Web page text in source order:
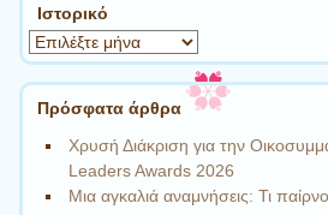
Ιστορικό
Ιστορικό
Πρόσφατα άρθρα
Χρυσή Διάκριση για την
Leaders Awards 2026
Μια αγκαλιά αναμνήσεις: Τι